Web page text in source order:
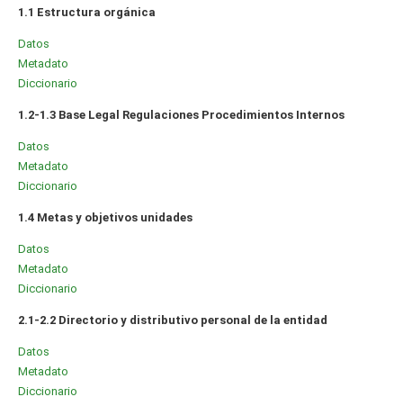
1.1 Estructura orgánica
Datos
Metadato
Diccionario
1.2-1.3 Base Legal Regulaciones Procedimientos Internos
Datos
Metadato
Diccionario
1.4 Metas y objetivos unidades
Datos
Metadato
Diccionario
2.1-2.2 Directorio y distributivo personal de la entidad
Datos
Metadato
Diccionario